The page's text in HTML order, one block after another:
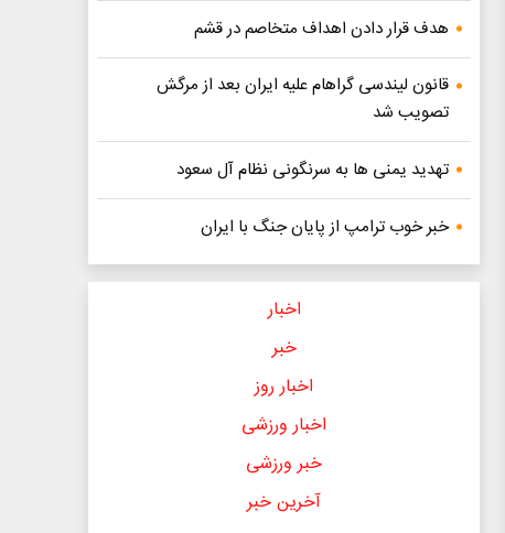
هدف قرار دادن اهداف متخاصم در قشم
قانون لیندسی گراهام علیه ایران بعد از مرگش
تصویب شد
تهدید یمنی ها به سرنگونی نظام آل سعود
خبر خوب ترامپ از پایان جنگ با ایران
اخبار
خبر
اخبار روز
اخبار ورزشی
خبر ورزشی
آخرین خبر